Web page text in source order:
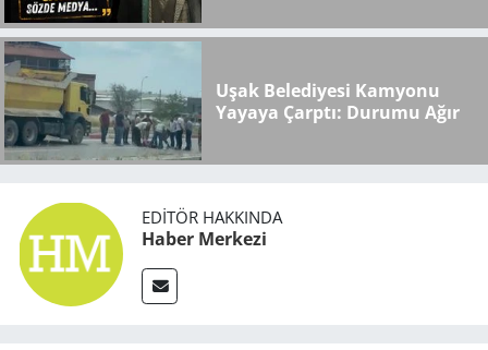
Medya..."
Uşak Belediyesi Kamyonu
Yayaya Çarptı: Durumu Ağır
EDITÖR HAKKINDA
Haber Merkezi